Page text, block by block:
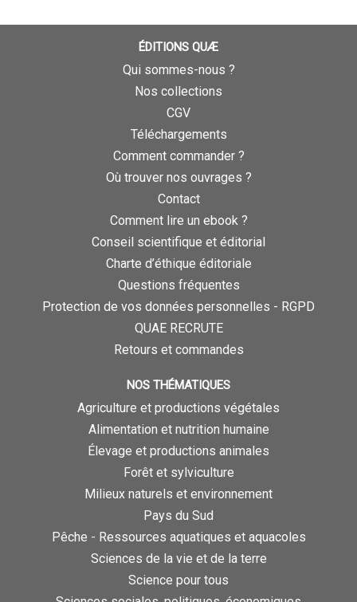
ÉDITIONS QUÆ
Qui sommes-nous ?
Nos collections
CGV
Téléchargements
Comment commander ?
Où trouver nos ouvrages ?
Contact
Comment lire un ebook ?
Conseil scientifique et éditorial
Charte d’éthique éditoriale
Questions fréquentes
Protection de vos données personnelles - RGPD
QUAE RECRUTE
Retours et commandes
NOS THÉMATIQUES
Agriculture et productions végétales
Alimentation et nutrition humaine
Élevage et productions animales
Forêt et sylviculture
Milieux naturels et environnement
Pays du Sud
Pêche - Ressources aquatiques et aquacoles
Sciences de la vie et de la terre
Science pour tous